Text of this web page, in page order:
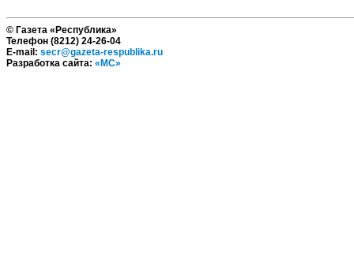
© Газета «Республика»
Телефон (8212) 24-26-04
E-mail: secr@gazeta-respublika.ru
Разработка сайта: «МС»